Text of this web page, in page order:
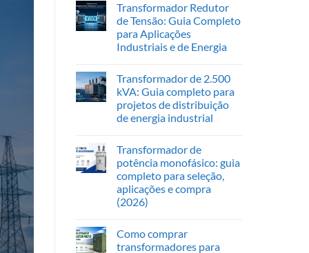
Transformador Redutor
de Tensão: Guia Completo
para Aplicações
Industriais e de Energia
Transformador de 2.500
kVA: Guia completo para
projetos de distribuição
de energia industrial
Transformador de
potência monofásico: guia
completo para seleção,
aplicações e compra
(2026)
Como comprar
transformadores para